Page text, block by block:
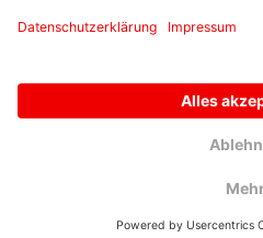
Österreich
pinzgauerlokalbahn@salzburg-ag.at
Telefon +43/6542/ 57500 - 5952
Datenschutz Cookies